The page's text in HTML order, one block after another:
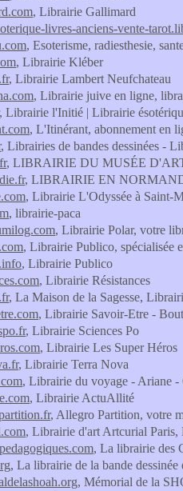
, Librairie Gallimard
livres-anciens-vente-
, Esoterisme, radiesthesie,
, Librairie Kléber
, Librairie Lambert Neufchateau
, Librairie juive en ligne,
, Librairie l'Initié | Librairie
, L'Itinérant, abonnement en
, Librairies de bandes dessinées -
, LIBRAIRIE DU MUSÉE
, LIBRAIRIE EN
, Librairie L'Odyssée à Saint-
, librairie-paca
, Librairie Polar, votre
, Librairie Publico, spécialisée
, Librairie Publico
, Librairie Résistances
, La Maison de la Sagesse,
, Librairie Savoir-Etre -
, Librairie Sciences Po
, Librairie Les Super Héros
, Librairie Terra Nova
, Librairie du voyage - Ariane -
, Librairie ActuAllité
, Allegro Partition, votre
, Librairie d'art Artcurial Paris,
, La librairie des
, La librairie de la bande dessinée
, Mémorial de la